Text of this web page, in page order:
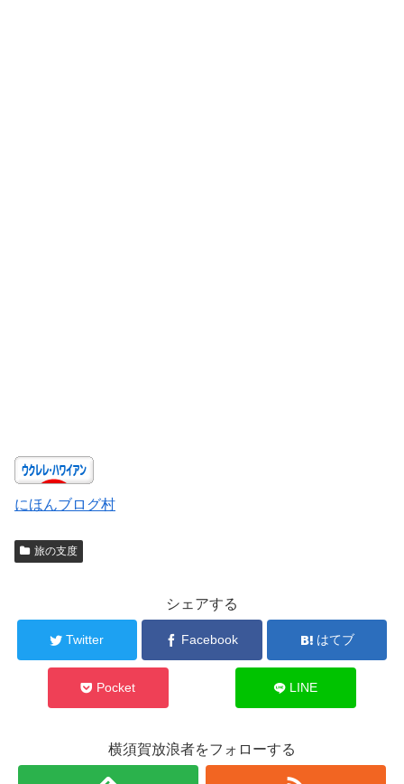
にほんブログ村
旅の支度
シェアする
Twitter Facebook はてブ
Pocket LINE
横須賀放浪者をフォローする